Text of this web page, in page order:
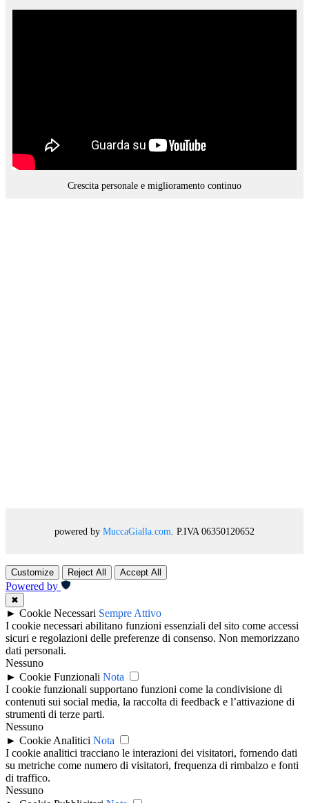
Crescita personale e miglioramento continuo
powered by MuccaGialla.com . P.IVA 06350120652
Customize Reject All Accept All
Powered by
✖
► Cookie Necessari Sempre Attivo
I cookie necessari abilitano funzioni essenziali del sito come accessi
sicuri e regolazioni delle preferenze di consenso. Non memorizzano
dati personali.
Nessuno
► Cookie Funzionali Nota
I cookie funzionali supportano funzioni come la condivisione di
contenuti sui social media, la raccolta di feedback e l’attivazione di
strumenti di terze parti.
Nessuno
► Cookie Analitici Nota
I cookie analitici tracciano le interazioni dei visitatori, fornendo dati
su metriche come numero di visitatori, frequenza di rimbalzo e fonti
di traffico.
Nessuno